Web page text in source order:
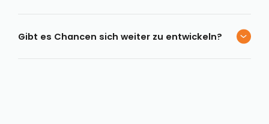
Gibt es Chancen sich weiter zu entwickeln?